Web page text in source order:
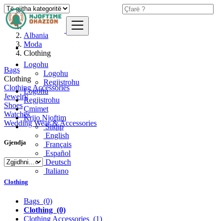
Logohu
Logohu
Regjistrohu
Logohu
Regjistrohu
Çmimet
Krijo Njoftim
Shqip
English
Français
Español
Deutsch
Italiano
Albania
Moda
Clothing
Bags
Clothing
Clothing Accessories
Jewelry
Shoes
Watches
Wedding Wear & Accessories
Gjendja
Clothing
Bags (0)
Clothing (0)
Clothing Accessories (1)